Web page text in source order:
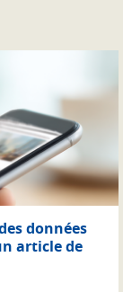
données
article de